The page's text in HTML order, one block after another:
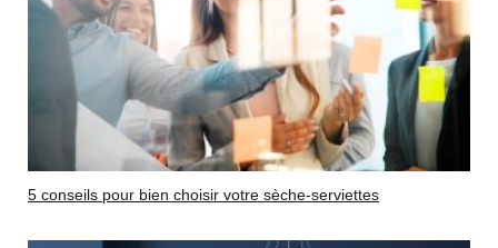
5 conseils pour bien choisir votre sèche-serviettes